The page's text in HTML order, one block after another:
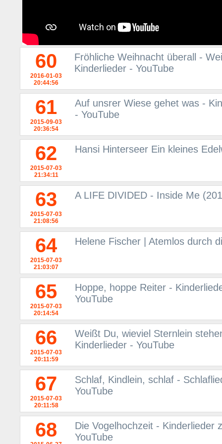
60
2016-01-03
20:44:56
Fröhliche Weihnacht überall -
Kinderlieder - YouTube
61
2015-09-03
20:36:54
Auf unsrer Wiese gehet was -
- YouTube
62
2015-07-03
21:34:11
Hansi Hinterseer Ein kleines
63
2015-07-03
21:08:56
A LIFE DIVIDED - Inside Me
64
2015-07-03
21:03:07
Helene Fischer | Atemlos durch
65
2015-07-03
20:14:54
Hoppe, hoppe Reiter -
YouTube
66
2015-07-03
20:11:59
Weißt Du, wieviel Sternlein
Kinderlieder - YouTube
67
2015-07-03
20:11:58
Schlaf, Kindlein, schlaf -
YouTube
68
Die Vogelhochzeit - Kinderlieder
YouTube